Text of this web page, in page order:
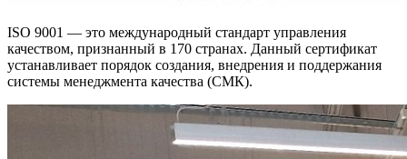
ISO 9001 — это международный стандарт управления
качеством, признанный в 170 странах. Данный сертификат
устанавливает порядок создания, внедрения и поддержания
системы менеджмента качества (СМК).